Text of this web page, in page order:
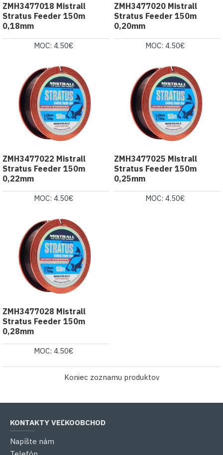
ZMH3477018 Mistrall
Stratus Feeder 150m
0,18mm
MOC: 4.50€
ZMH3477020 Mistrall
Stratus Feeder 150m
0,20mm
MOC: 4.50€
ZMH3477022 Mistrall
Stratus Feeder 150m
0,22mm
MOC: 4.50€
ZMH3477025 Mistrall
Stratus Feeder 150m
0,25mm
MOC: 4.50€
ZMH3477028 Mistrall
Stratus Feeder 150m
0,28mm
MOC: 4.50€
Koniec zoznamu produktov
KONTAKTY VEĽKOOBCHOD
Napíšte nám